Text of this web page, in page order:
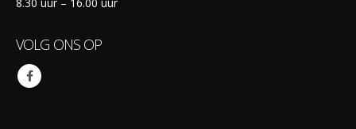
VOLG ONS OP